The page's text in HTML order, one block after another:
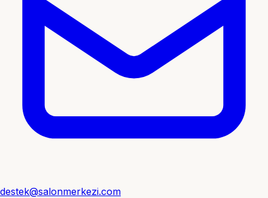
destek@salonmerkezi.com